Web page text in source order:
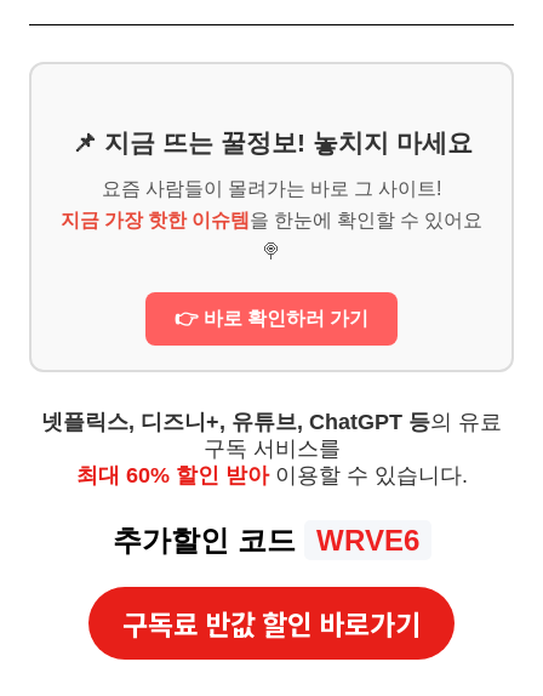
📌 지금 뜨는 꿀정보! 놓치지 마세요
요즘 사람들이 몰려가는 바로 그 사이트!
지금 가장 핫한 이슈템 을 한눈에 확인할 수 있어요
🍭
👉 바로 확인하러 가기
넷플릭스, 디즈니+, 유튜브, ChatGPT 등의 유료
구독 서비스를
최대 60% 할인 받아이용할 수 있습니다.
추가할인 코드 WRVE6
구독료 반값 할인 바로가기